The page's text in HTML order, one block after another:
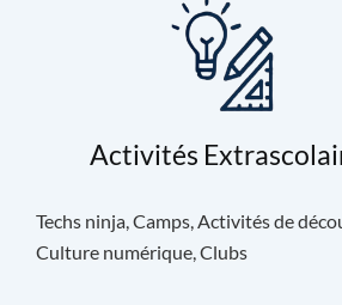
Activités
Techs ninja, Camps, Activités de
Culture numérique, Clubs